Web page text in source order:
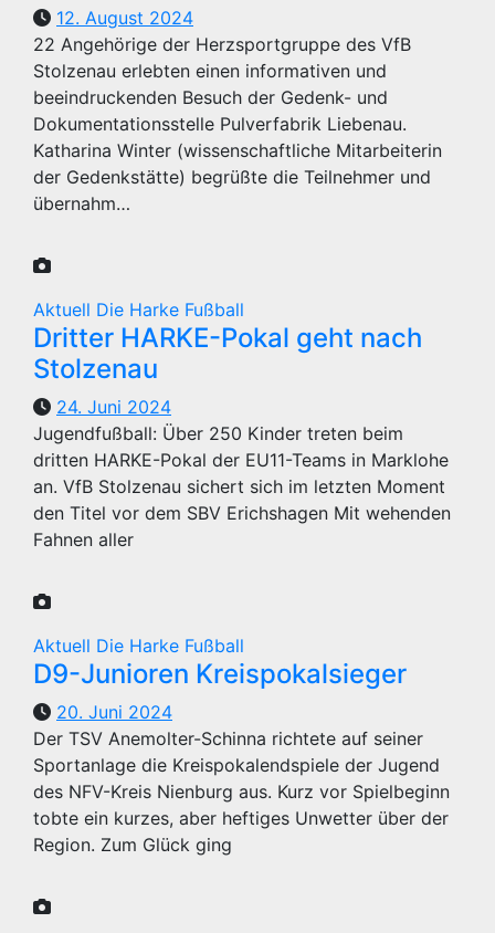
12. August 2024
22 Angehörige der Herzsportgruppe des VfB
Stolzenau erlebten einen informativen und
beeindruckenden Besuch der Gedenk- und
Dokumentationsstelle Pulverfabrik Liebenau.
Katharina Winter (wissenschaftliche Mitarbeiterin
der Gedenkstätte) begrüßte die Teilnehmer und
übernahm…
Aktuell Die Harke Fußball
Dritter HARKE-Pokal geht nach
Stolzenau
24. Juni 2024
Jugendfußball: Über 250 Kinder treten beim
dritten HARKE-Pokal der EU11-Teams in Marklohe
an. VfB Stolzenau sichert sich im letzten Moment
den Titel vor dem SBV Erichshagen Mit wehenden
Fahnen aller
Aktuell Die Harke Fußball
D9-Junioren Kreispokalsieger
20. Juni 2024
Der TSV Anemolter-Schinna richtete auf seiner
Sportanlage die Kreispokalendspiele der Jugend
des NFV-Kreis Nienburg aus. Kurz vor Spielbeginn
tobte ein kurzes, aber heftiges Unwetter über der
Region. Zum Glück ging